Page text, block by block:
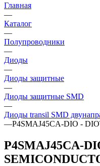
Главная
—
Каталог
—
Полупроводники
—
Диоды
—
Диоды защитные
—
Диоды защитные SMD
—
Диоды transil SMD
—P4SMAJ45CA-DIO -
P4SMAJ45CA-